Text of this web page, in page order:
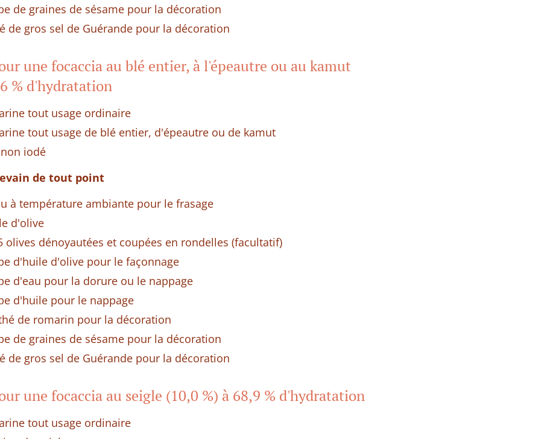
de graines de sésame pour la décoration
de gros sel de Guérande pour la décoration
une focaccia au blé entier, à l'épeautre ou au kamut
% d'hydratation
tout usage ordinaire
tout usage de blé entier, d'épeautre ou de kamut
iodé
de tout point
à température ambiante pour le frasage
d'olive
olives dénoyautées et coupées en rondelles (facultatif)
d'huile d'olive pour le façonnage
d'eau pour la dorure ou le nappage
d'huile pour le nappage
de romarin pour la décoration
de graines de sésame pour la décoration
de gros sel de Guérande pour la décoration
une focaccia au seigle (10,0 %) à 68,9 % d'hydratation
tout usage ordinaire